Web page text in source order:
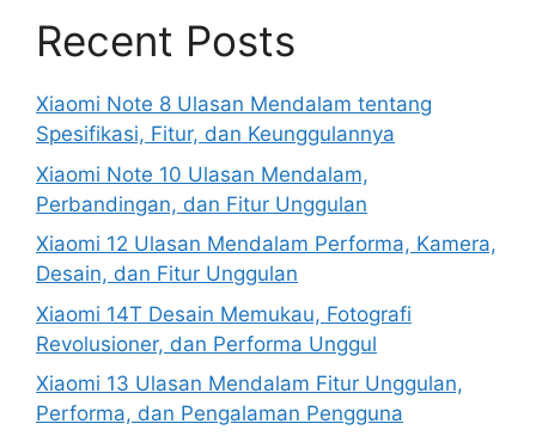
Recent Posts
Xiaomi Note 8 Ulasan Mendalam tentang
Spesifikasi, Fitur, dan Keunggulannya
Xiaomi Note 10 Ulasan Mendalam,
Perbandingan, dan Fitur Unggulan
Xiaomi 12 Ulasan Mendalam Performa, Kamera,
Desain, dan Fitur Unggulan
Xiaomi 14T Desain Memukau, Fotografi
Revolusioner, dan Performa Unggul
Xiaomi 13 Ulasan Mendalam Fitur Unggulan,
Performa, dan Pengalaman Pengguna